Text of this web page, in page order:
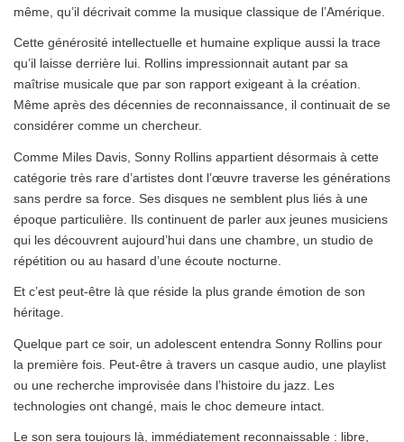
même, qu’il décrivait comme la musique classique de l’Amérique.
Cette générosité intellectuelle et humaine explique aussi la trace
qu’il laisse derrière lui. Rollins impressionnait autant par sa
maîtrise musicale que par son rapport exigeant à la création.
Même après des décennies de reconnaissance, il continuait de se
considérer comme un chercheur.
Comme Miles Davis, Sonny Rollins appartient désormais à cette
catégorie très rare d’artistes dont l’œuvre traverse les générations
sans perdre sa force. Ses disques ne semblent plus liés à une
époque particulière. Ils continuent de parler aux jeunes musiciens
qui les découvrent aujourd’hui dans une chambre, un studio de
répétition ou au hasard d’une écoute nocturne.
Et c’est peut-être là que réside la plus grande émotion de son
héritage.
Quelque part ce soir, un adolescent entendra Sonny Rollins pour
la première fois. Peut-être à travers un casque audio, une playlist
ou une recherche improvisée dans l’histoire du jazz. Les
technologies ont changé, mais le choc demeure intact.
Le son sera toujours là, immédiatement reconnaissable : libre,